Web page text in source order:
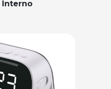
Interno